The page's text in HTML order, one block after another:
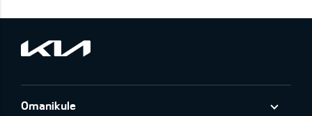
Omanikule